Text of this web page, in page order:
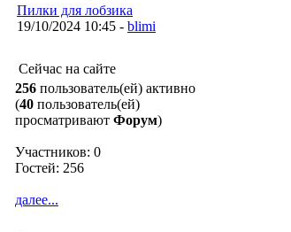
Пилки для лобзика
19/10/2024 10:45 - blimi
Сейчас на сайте
256 пользователь(ей) активно
(40 пользователь(ей)
просматривают Форум)
Участников: 0
Гостей: 256
далее...